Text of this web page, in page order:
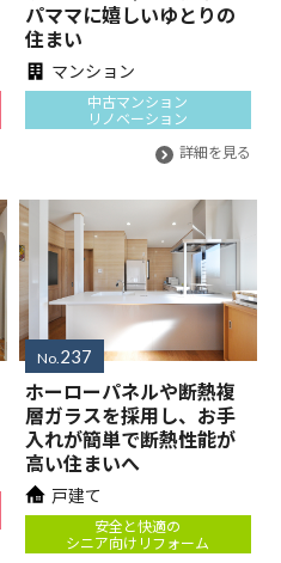
パママに嬉しいゆとりの
住まい
マンション
中古マンション
リノベーション
詳細を見る
No. 237
ホーローパネルや断熱複
層ガラスを採用し、お手
入れが簡単で断熱性能が
高い住まいへ
戸建て
安全と快適の
シニア向けリフォーム